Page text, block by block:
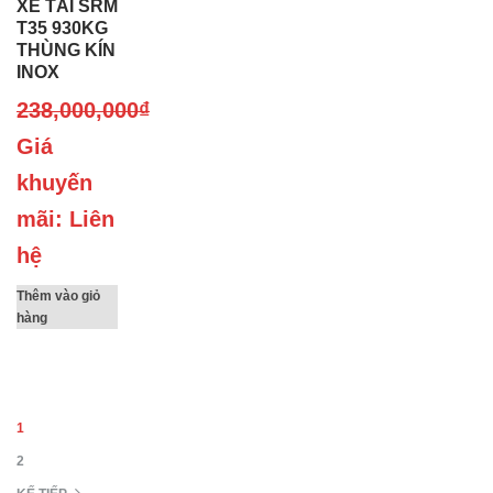
XE TẢI SRM
T35 930KG
THÙNG KÍN
INOX
238,000,000₫
Giá
khuyến
mãi: Liên
hệ
Thêm vào giỏ
hàng
1
2